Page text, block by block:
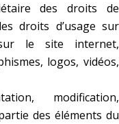
des droits de
droits d’usage sur
le site internet,
logos, vidéos,
modification,
des éléments du